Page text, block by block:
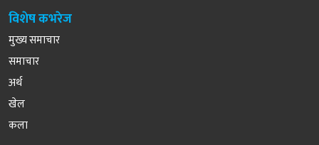
विशेष कभरेज
मुख्य समाचार
समाचार
अर्थ
खेल
कला